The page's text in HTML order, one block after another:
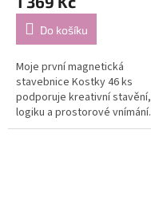
Do košíku
Moje první magnetická
stavebnice Kostky 46 ks
podporuje kreativní stavění,
logiku a prostorové vnímání.